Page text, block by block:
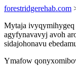
forestridgerehab.com
Mytaja ivyqymihygeq
agyfynavavyj avoh
sidajohonavu
Ymafow